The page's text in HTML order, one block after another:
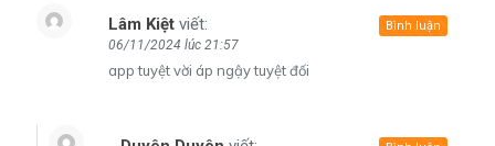
Lâm Kiệt viết:
06/11/2024 lúc 21:57
app tuyệt vời áp ngậy tuyệt đối
Bình luận